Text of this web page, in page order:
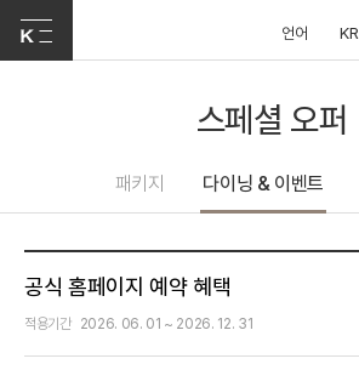
언어 KR
스페셜 오퍼
패키지 다이닝 & 이벤트
공식 홈페이지 예약 혜택
적용기간 2026. 06. 01 ~ 2026. 12. 31